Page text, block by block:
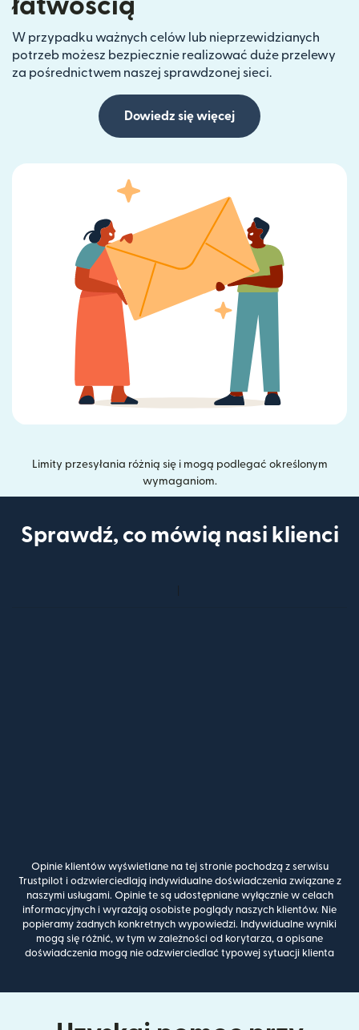
łatwością
W przypadku ważnych celów lub nieprzewidzianych
potrzeb możesz bezpiecznie realizować duże przelewy
za pośrednictwem naszej sprawdzonej sieci.
Dowiedz się więcej
Limity przesyłania różnią się i mogą podlegać określonym
wymaganiom.
Sprawdź, co mówią nasi klienci
Opinie klientów wyświetlane na tej stronie pochodzą z serwisu
Trustpilot i odzwierciedlają indywidualne doświadczenia związane z
naszymi usługami. Opinie te są udostępniane wyłącznie w celach
informacyjnych i wyrażają osobiste poglądy naszych klientów. Nie
popieramy żadnych konkretnych wypowiedzi. Indywidualne wyniki
mogą się różnić, w tym w zależności od korytarza, a opisane
doświadczenia mogą nie odzwierciedlać typowej sytuacji klienta